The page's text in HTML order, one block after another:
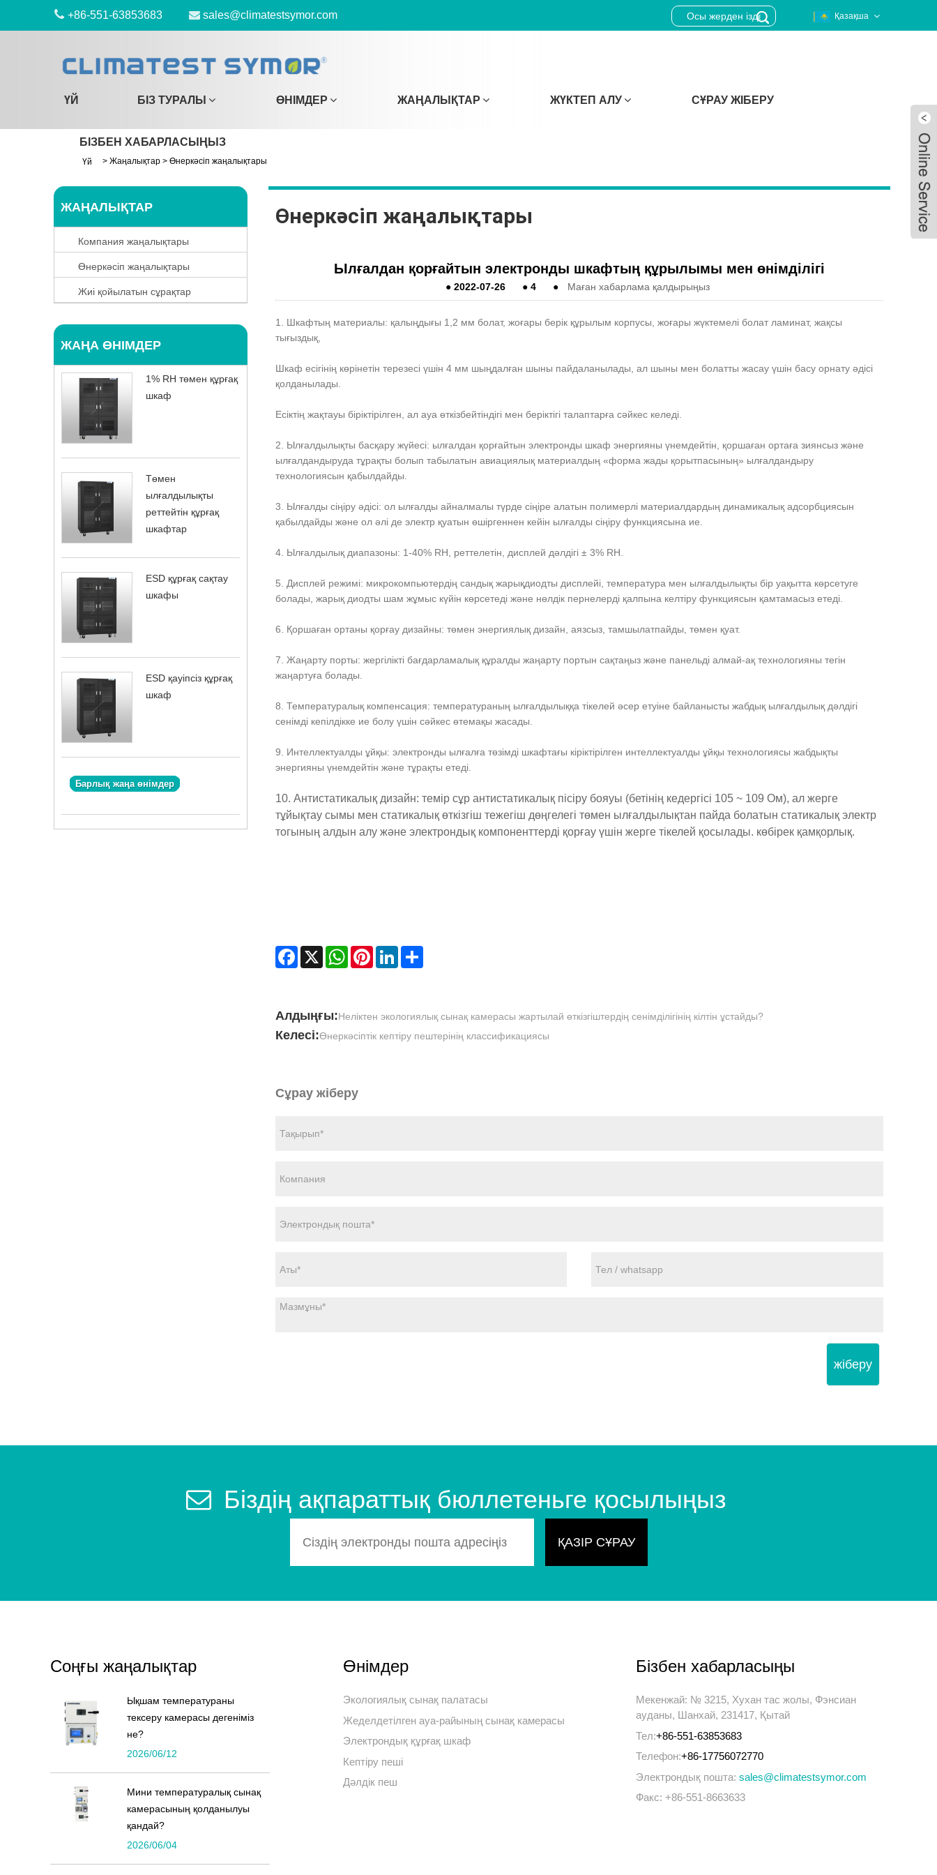
+86-551-63853683 sales@climatestsymor.com Қазақша
ҮЙ БІЗ ТУРАЛЫ ӨНІМДЕР ЖАҢАЛЫҚТАР ЖҮКТЕП АЛУ СҰРАУ ЖІБЕРУ
БІЗБЕН ХАБАРЛАСЫҢЫЗ
Үй > Жаңалықтар > Өнеркәсіп жаңалықтары
ЖАҢАЛЫҚТАР
Компания жаңалықтары
Өнеркәсіп жаңалықтары
Жиі қойылатын сұрақтар
ЖАҢА ӨНІМДЕР
1% RH төмен құрғақ
шкаф
Төмен
ылғалдылықты
реттейтін құрғақ
шкафтар
ESD құрғақ сақтау
шкафы
ESD қауіпсіз құрғақ
шкаф
Барлық жаңа өнімдер
Өнеркәсіп жаңалықтары
Ылғалдан қорғайтын электронды шкафтың құрылымы мен өнімділігі
●2022-07-26 ●4 ● Маған хабарлама қалдырыңыз
1. Шкафтың материалы: қалыңдығы 1,2 мм болат, жоғары берік құрылым корпусы, жоғары жүктемелі болат ламинат, жақсы
тығыздық,
Шкаф есігінің көрінетін терезесі үшін 4 мм шыңдалған шыны пайдаланылады, ал шыны мен болатты жасау үшін басу орнату әдісі
қолданылады.
Есіктің жақтауы біріктірілген, ал ауа өткізбейтіндігі мен беріктігі талаптарға сәйкес келеді.
2. Ылғалдылықты басқару жүйесі: ылғалдан қорғайтын электронды шкаф энергияны үнемдейтін, қоршаған ортаға зиянсыз және
ылғалдандыруда тұрақты болып табылатын авиациялық материалдың «форма жады қорытпасының» ылғалдандыру
технологиясын қабылдайды.
3. Ылғалды сіңіру әдісі: ол ылғалды айналмалы түрде сіңіре алатын полимерлі материалдардың динамикалық адсорбциясын
қабылдайды және ол әлі де электр қуатын өшіргеннен кейін ылғалды сіңіру функциясына ие.
4. Ылғалдылық диапазоны: 1-40% RH, реттелетін, дисплей дәлдігі ± 3% RH.
5. Дисплей режимі: микрокомпьютердің сандық жарықдиодты дисплейі, температура мен ылғалдылықты бір уақытта көрсетуге
болады, жарық диодты шам жұмыс күйін көрсетеді және нөлдік пернелерді қалпына келтіру функциясын қамтамасыз етеді.
6. Қоршаған ортаны қорғау дизайны: төмен энергиялық дизайн, аязсыз, тамшылатпайды, төмен қуат.
7. Жаңарту порты: жергілікті бағдарламалық құралды жаңарту портын сақтаңыз және панельді алмай-ақ технологияны тегін
жаңартуға болады.
8. Температуралық компенсация: температураның ылғалдылыққа тікелей әсер етуіне байланысты жабдық ылғалдылық дәлдігі
сенімді кепілдікке ие болу үшін сәйкес өтемақы жасады.
9. Интеллектуалды ұйқы: электронды ылғалға төзімді шкафтағы кіріктірілген интеллектуалды ұйқы технологиясы жабдықты
энергияны үнемдейтін және тұрақты етеді.
10. Антистатикалық дизайн: темір сұр антистатикалық пісіру бояуы (бетінің кедергісі 105 ~ 109 Ом), ал жерге
тұйықтау сымы мен статикалық өткізгіш тежегіш дөңгелегі төмен ылғалдылықтан пайда болатын статикалық электр
тогының алдын алу және электрондық компоненттерді қорғау үшін жерге тікелей қосылады. көбірек қамқорлық.
Facebook
X WhatsAppPinterestLinkedInShare
Алдыңғы:Неліктен экологиялық сынақ камерасы жартылай өткізгіштердің сенімділігінің кілтін ұстайды?
Келесі:Өнеркәсіптік кептіру пештерінің классификациясы
Сұрау жіберу
жіберу
Біздің ақпараттық бюллетеньге қосылыңыз
Соңғы жаңалықтар
Ықшам температураны
тексеру камерасы дегеніміз
не?
2026/06/12
Мини температуралық сынақ
камерасының қолданылуы
қандай?
2026/06/04
Өнімдер
Экологиялық сынақ палатасы
Жеделдетілген ауа-райының сынақ камерасы
Электрондық құрғақ шкаф
Кептіру пеші
Дәлдік пеш
Бізбен хабарласыңы
Мекенжай: № 3215, Хухан тас жолы, Фэнсиан
ауданы, Шанхай, 231417, Қытай
Тел:+86-551-63853683
Телефон:+86-17756072770
Электрондық пошта: sales@climatestsymor.com
Факс: +86-551-8663633